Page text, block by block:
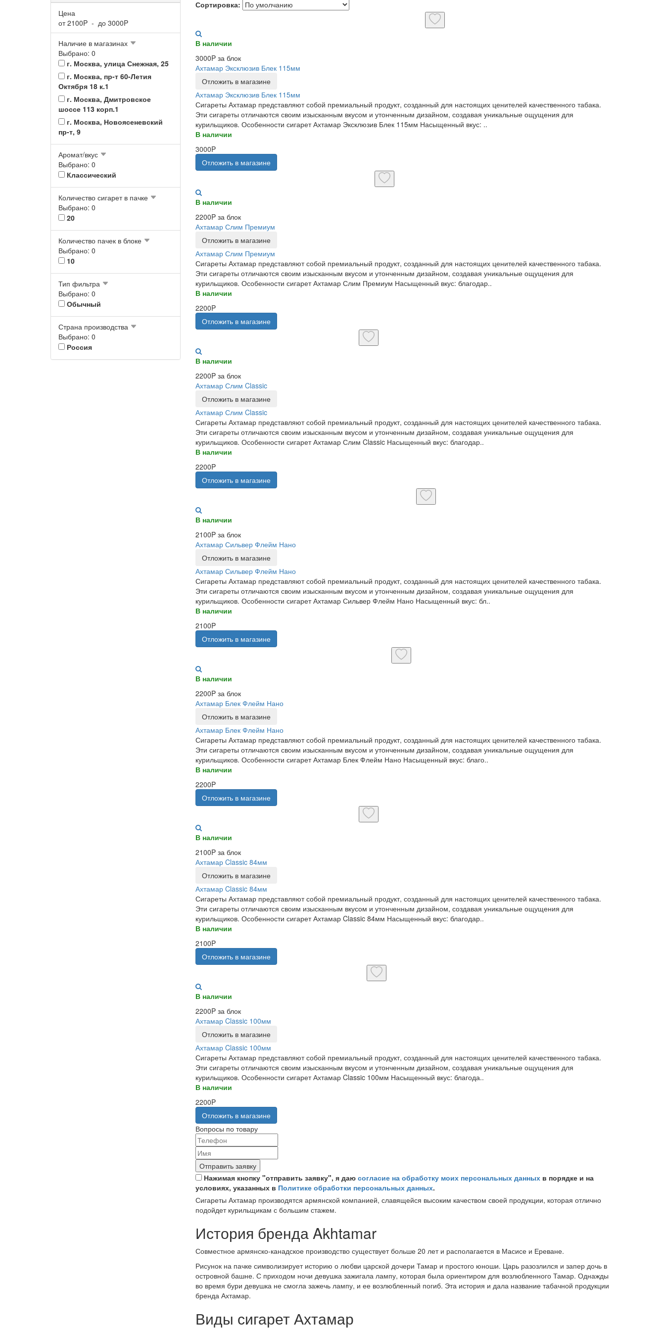
Цена
от2100P - до 3000P
Наличие в магазинах
Выбрано: 0
г. Москва, улица Снежная, 25
г. Москва, пр-т 60-Летия
Октября 18 к.1
г. Москва, Дмитровское
шоссе 113 корп.1
г. Москва, Новоясеневский
пр-т, 9
Аромат/вкус
Выбрано: 0
Классический
Количество сигарет в пачке
Выбрано: 0
20
Количество пачек в блоке
Выбрано: 0
10
Тип фильтра
Выбрано: 0
Обычный
Страна производства
Выбрано: 0
Россия
Сортировка:
В наличии
3000P за блок
Ахтамар Эксклюзив Блек 115мм
Отложить в магазине
Ахтамар Эксклюзив Блек 115мм
Сигареты Ахтамар представляют собой премиальный продукт, созданный для настоящих ценителей качественного табака.
Эти сигареты отличаются своим изысканным вкусом и утонченным дизайном, создавая уникальные ощущения для
курильщиков. Особенности сигарет Ахтамар Эксклюзив Блек 115мм Насыщенный вкус: ..
В наличии
3000P
Отложить в магазине
В наличии
2200P за блок
Ахтамар Слим Премиум
Отложить в магазине
Ахтамар Слим Премиум
Сигареты Ахтамар представляют собой премиальный продукт, созданный для настоящих ценителей качественного табака.
Эти сигареты отличаются своим изысканным вкусом и утонченным дизайном, создавая уникальные ощущения для
курильщиков. Особенности сигарет Ахтамар Слим Премиум Насыщенный вкус: благодар..
В наличии
2200P
Отложить в магазине
В наличии
2200P за блок
Ахтамар Слим Classic
Отложить в магазине
Ахтамар Слим Classic
Сигареты Ахтамар представляют собой премиальный продукт, созданный для настоящих ценителей качественного табака.
Эти сигареты отличаются своим изысканным вкусом и утонченным дизайном, создавая уникальные ощущения для
курильщиков. Особенности сигарет Ахтамар Слим Classic Насыщенный вкус: благодар..
В наличии
2200P
Отложить в магазине
В наличии
2100P за блок
Ахтамар Сильвер Флейм Нано
Отложить в магазине
Ахтамар Сильвер Флейм Нано
Сигареты Ахтамар представляют собой премиальный продукт, созданный для настоящих ценителей качественного табака.
Эти сигареты отличаются своим изысканным вкусом и утонченным дизайном, создавая уникальные ощущения для
курильщиков. Особенности сигарет Ахтамар Сильвер Флейм Нано Насыщенный вкус: бл..
В наличии
2100P
Отложить в магазине
В наличии
2200P за блок
Ахтамар Блек Флейм Нано
Отложить в магазине
Ахтамар Блек Флейм Нано
Сигареты Ахтамар представляют собой премиальный продукт, созданный для настоящих ценителей качественного табака.
Эти сигареты отличаются своим изысканным вкусом и утонченным дизайном, создавая уникальные ощущения для
курильщиков. Особенности сигарет Ахтамар Блек Флейм Нано Насыщенный вкус: благо..
В наличии
2200P
Отложить в магазине
В наличии
2100P за блок
Ахтамар Classic 84мм
Отложить в магазине
Ахтамар Classic 84мм
Сигареты Ахтамар представляют собой премиальный продукт, созданный для настоящих ценителей качественного табака.
Эти сигареты отличаются своим изысканным вкусом и утонченным дизайном, создавая уникальные ощущения для
курильщиков. Особенности сигарет Ахтамар Classic 84мм Насыщенный вкус: благодар..
В наличии
2100P
Отложить в магазине
В наличии
2200P за блок
Ахтамар Classic 100мм
Отложить в магазине
Ахтамар Classic 100мм
Сигареты Ахтамар представляют собой премиальный продукт, созданный для настоящих ценителей качественного табака.
Эти сигареты отличаются своим изысканным вкусом и утонченным дизайном, создавая уникальные ощущения для
курильщиков. Особенности сигарет Ахтамар Classic 100мм Насыщенный вкус: благода..
В наличии
2200P
Отложить в магазине
Вопросы по товару
Отправить заявку
Нажимая кнопку "отправить заявку", я даю согласие на обработку моих персональных данныхв порядке и на
условиях, указанных в Политике обработки персональных данных.
Сигареты Ахтамар производятся армянской компанией, славящейся высоким качеством своей продукции, которая отлично
подойдет курильщикам с большим стажем.
История бренда Akhtamar
Совместное армянско-канадское производство существует больше 20 лет и располагается в Масисе и Ереване.
Рисунок на пачке символизирует историю о любви царской дочери Тамар и простого юноши. Царь разозлился и запер дочь в
островной башне. С приходом ночи девушка зажигала лампу, которая была ориентиром для возлюбленного Тамар. Однажды
во время бури девушка не смогла зажечь лампу, и ее возлюбленный погиб. Эта история и дала название табачной продукции
бренда Ахтамар.
Виды сигарет Ахтамар